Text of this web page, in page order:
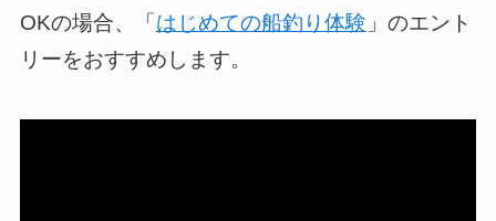
OKの場合、「 はじめての船釣り体験 」のエント
リーをおすすめします。